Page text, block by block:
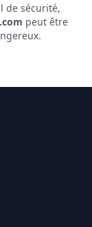
de sécurité,
peut être